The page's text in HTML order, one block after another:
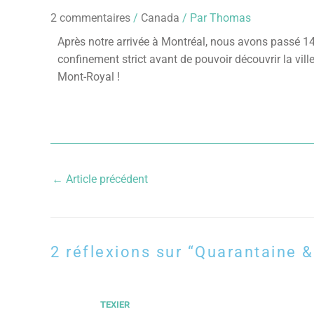
2 commentaires / Canada / ParThomas
Après notre arrivée à Montréal, nous avons passé
confinement strict avant de pouvoir découvrir la
Mont-Royal !
← Article précédent
2 réflexions sur “Quarantaine
TEXIER